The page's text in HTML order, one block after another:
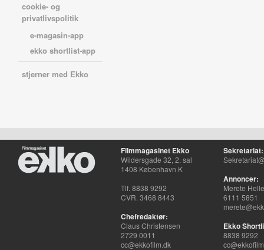
cookie- og
privatlivspolitik
e-magasin-app
ekko shortlist-app
stjerner med Ekko
Filmmagasinet Ekko
Wildersgade 32, 2. sal
1408 København K
Tlf. 8838 9292
CVR. 3468 8443
Chefredaktør:
Claus Christensen
2729 0011
cc@ekkofilm.dk
Sekretariat:
Annoncer:
Merete
6111 5851
Ekko
8838 9292